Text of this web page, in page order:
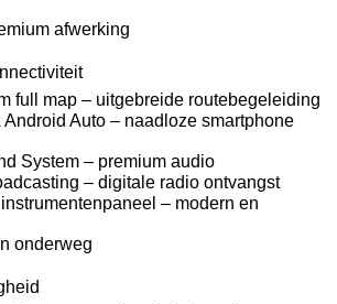
afwerking
full map – uitgebreide routebegeleiding
Auto – naadloze smartphone
System – premium audio
– digitale radio ontvangst
– modern en
onderweg